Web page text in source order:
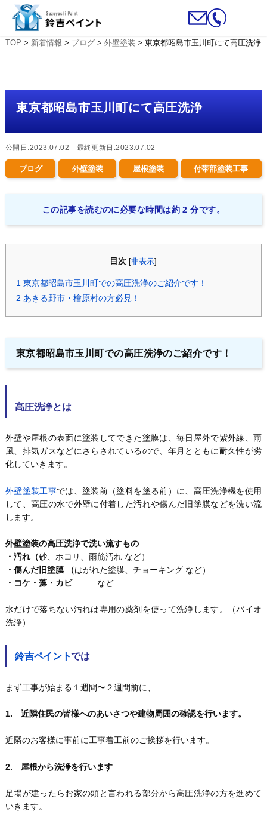
TOP > 新着情報 > ブログ> 外壁塗装 > 東京都昭島市玉川町にて高圧洗浄
東京都昭島市玉川町にて高圧洗浄
公開日:2023.07.02 最終更新日:2023.07.02
ブログ 外壁塗装 屋根塗装 付帯部塗装工事
この記事を読むのに必要な時間は約 2 分です。
目次 [非表示
1東京都昭島市玉川町での高圧洗浄のご紹介です！
2 あきる野市・檜原村の方必見！
東京都昭島市玉川町での高圧洗浄のご紹介です！
高圧洗浄とは
外壁や屋根の表面に塗装してできた塗膜は、毎日屋外で紫外線、雨
風、排気ガスなどにさらされているので、年月とともに耐久性が劣
化していきます。
外壁塗装工事では、塗装前（塗料を塗る前）に、高圧洗浄機を使用
して、高圧の水で外壁に付着した汚れや傷んだ旧塗膜などを洗い流
します。
外壁塗装の高圧洗浄で洗い流すもの
・汚れ（砂、ホコリ、雨筋汚れ など）
・傷んだ旧塗膜 （はがれた塗膜、チョーキング など）
・コケ・藻・カビなど
水だけで落ちない汚れは専用の薬剤を使って洗浄します。（バイオ
洗浄）
鈴吉ペイントでは
まず工事が始まる１週間〜２週間前に、
1. 近隣住民の皆様へのあいさつや建物周囲の確認を行います。
近隣のお客様に事前に工事着工前のご挨拶を行います。
2. 屋根から洗浄を行います
足場が建ったらお家の頭と言われる部分から高圧洗浄の方を進めて
いきます。